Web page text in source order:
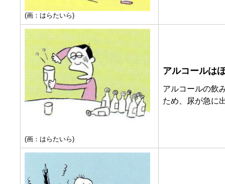
(画：はらたいら)
(画：はらたいら)
アルコールは
アルコールの飲
ため、尿が急に